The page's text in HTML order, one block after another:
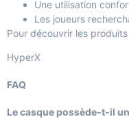
Une utilisation
Les joueurs
Pour découvrir les
HyperX
FAQ
Le casque possède-t-il